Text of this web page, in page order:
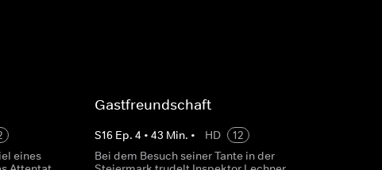
eines
Gastfreundschaft
S16 Ep. 4 • 43 Min. • HD
12
Bei dem Besuch seiner Tante in der